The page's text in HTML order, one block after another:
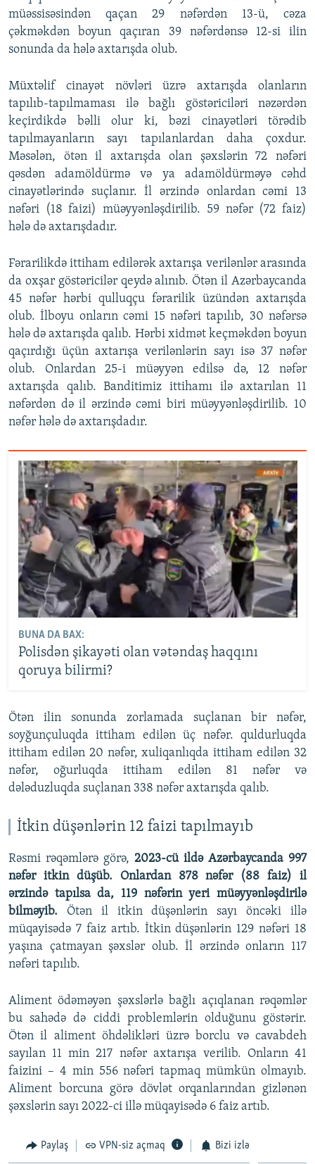
müəssisəsindən qaçan 29 nəfərdən 13-ü, cəza
çəkməkdən boyun qaçıran 39 nəfərdənsə 12-si ilin
sonunda da hələ axtarışda olub.
Müxtəlif cinayət növləri üzrə axtarışda olanların
tapılıb-tapılmaması ilə bağlı göstəriciləri nəzərdən
keçirdikdə bəlli olur ki, bəzi cinayətləri törədib
tapılmayanların sayı tapılanlardan daha çoxdur.
Məsələn, ötən il axtarışda olan şəxslərin 72 nəfəri
qəsdən adamöldürmə və ya adamöldürməyə cəhd
cinayətlərində suçlanır. İl ərzində onlardan cəmi 13
nəfəri (18 faizi) müəyyənləşdirilib. 59 nəfər (72 faiz)
hələ də axtarışdadır.
Fərarilikdə ittiham edilərək axtarışa verilənlər arasında
da oxşar göstəricilər qeydə alınıb. Ötən il Azərbaycanda
45 nəfər hərbi qulluqçu fərarilik üzündən axtarışda
olub. İlboyu onların cəmi 15 nəfəri tapılıb, 30 nəfərsə
hələ də axtarışda qalıb. Hərbi xidmət keçməkdən boyun
qaçırdığı üçün axtarışa verilənlərin sayı isə 37 nəfər
olub. Onlardan 25-i müəyyən edilsə də, 12 nəfər
axtarışda qalıb. Banditimiz ittihamı ilə axtarılan 11
nəfərdən də il ərzində cəmi biri müəyyənləşdirilib. 10
nəfər hələ də axtarışdadır.
BUNA DA BAX:
Polisdən şikayəti olan vətəndaş haqqını
qoruya bilirmi?
Ötən ilin sonunda zorlamada suçlanan bir nəfər,
soyğunçuluqda ittiham edilən üç nəfər. quldurluqda
ittiham edilən 20 nəfər, xuliqanlıqda ittiham edilən 32
nəfər, oğurluqda ittiham edilən 81 nəfər və
dələduzluqda suçlanan 338 nəfər axtarışda qalıb.
İtkin düşənlərin 12 faizi tapılmayıb
Rəsmi rəqəmlərə görə, 2023-cü ildə Azərbaycanda 997
nəfər itkin düşüb. Onlardan 878 nəfər (88 faiz) il
ərzində tapılsa da, 119 nəfərin yeri müəyyənləşdirilə
bilməyib. Ötən il itkin düşənlərin sayı öncəki illə
müqayisədə 7 faiz artıb. İtkin düşənlərin 129 nəfəri 18
yaşına çatmayan şəxslər olub. İl ərzində onların 117
nəfəri tapılıb.
Aliment ödəməyən şəxslərlə bağlı açıqlanan rəqəmlər
bu sahədə də ciddi problemlərin olduğunu göstərir.
Ötən il aliment öhdəlikləri üzrə borclu və cavabdeh
sayılan 11 min 217 nəfər axtarışa verilib. Onların 41
faizini – 4 min 556 nəfəri tapmaq mümkün olmayıb.
Aliment borcuna görə dövlət orqanlarından gizlənən
şəxslərin sayı 2022-ci illə müqayisədə 6 faiz artıb.
Paylaş VPN-siz açmaq Bizi izlə